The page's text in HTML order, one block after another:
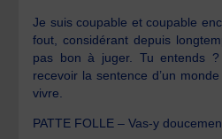
Je suis coupable et coupable
fout, considérant depuis
pas bon à juger. Tu entends
recevoir la sentence d’un
vivre.
PATTE FOLLE – Vas-y